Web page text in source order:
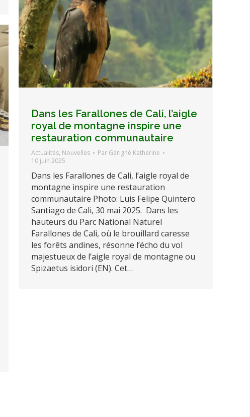
Dans les Farallones de Cali, l’aigle
royal de montagne inspire une
restauration communautaire
Actualités, Nouvelles Par Gérigné Katherine
10 juin 2025
Dans les Farallones de Cali, l’aigle royal de
montagne inspire une restauration
communautaire Photo: Luis Felipe Quintero
Santiago de Cali, 30 mai 2025. Dans les
hauteurs du Parc National Naturel
Farallones de Cali, où le brouillard caresse
les forêts andines, résonne l’écho du vol
majestueux de l’aigle royal de montagne ou
Spizaetus isidori (EN). Cet…